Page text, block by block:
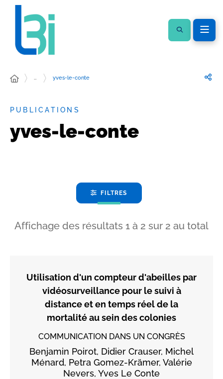
… yves-le-conte
PUBLICATIONS
yves-le-conte
FILTRES
Affichage des résultats 1 à 2 sur 2 au total
Utilisation d'un compteur d'abeilles par
vidéosurveillance pour le suivi à
distance et en temps réel de la
mortalité au sein des colonies
COMMUNICATION DANS UN CONGRÈS
Benjamin Poirot, Didier Crauser, Michel
Ménard, Petra Gomez-Krämer, Valérie
Nevers, Yves Le Conte